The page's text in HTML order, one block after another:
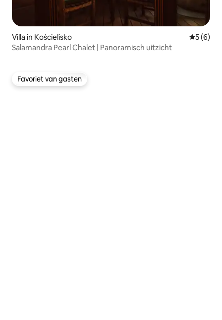
Villa in Kościelisko
5 (6)
Salamandra Pearl Chalet | Panoramisch uitzicht
Favoriet van gasten
Favoriet van gasten